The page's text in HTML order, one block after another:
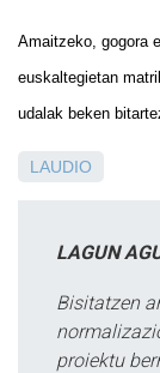
Amaitzeko, gogora
euskaltegietan
udalak beken
LAUDIO
LAGUN
Bisitatzen
proiektu